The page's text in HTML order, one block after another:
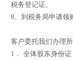
税务登记证。
8、到税务局申请领
客户委托我们办理
1． 全体股东身份证